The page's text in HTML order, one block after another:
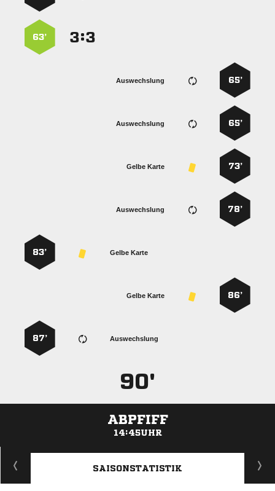
:
63’
65’
Auswechslung
65’
Auswechslung
73’
Gelbe Karte
78’
Auswechslung
Gelbe Karte
83’
86’
Gelbe Karte
Auswechslung
87’
90'
ABPFIFF
14:45UHR
ANZEIGE
SAISONSTATISTIK